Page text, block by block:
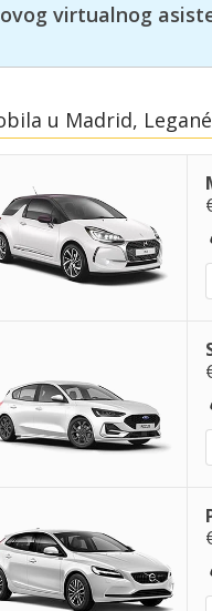
virtualnog
u Madrid,